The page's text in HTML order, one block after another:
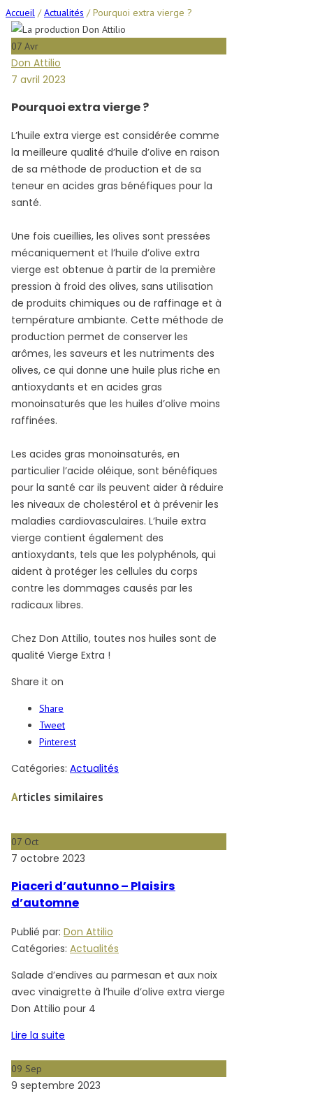
Accueil / Actualités / Pourquoi extra vierge ?
07 Avr
Don Attilio
7 avril 2023
Pourquoi extra vierge ?
L’huile extra vierge est considérée comme
la meilleure qualité d’huile d’olive en raison
de sa méthode de production et de sa
teneur en acides gras bénéfiques pour la
santé.
Une fois cueillies, les olives sont pressées
mécaniquement et l’huile d’olive extra
vierge est obtenue à partir de la première
pression à froid des olives, sans utilisation
de produits chimiques ou de raffinage et à
température ambiante. Cette méthode de
production permet de conserver les
arômes, les saveurs et les nutriments des
olives, ce qui donne une huile plus riche en
antioxydants et en acides gras
monoinsaturés que les huiles d’olive moins
raffinées.
Les acides gras monoinsaturés, en
particulier l’acide oléique, sont bénéfiques
pour la santé car ils peuvent aider à réduire
les niveaux de cholestérol et à prévenir les
maladies cardiovasculaires. L’huile extra
vierge contient également des
antioxydants, tels que les polyphénols, qui
aident à protéger les cellules du corps
contre les dommages causés par les
radicaux libres.
Chez Don Attilio, toutes nos huiles sont de
qualité Vierge Extra !
Share it on
Share
Tweet
Pinterest
Catégories: Actualités
Articles similaires
07 Oct
7 octobre 2023
Piaceri d’autunno – Plaisirs
d’automne
Publié par: Don Attilio
Catégories: Actualités
Salade d’endives au parmesan et aux noix
avec vinaigrette à l’huile d’olive extra vierge
Don Attilio pour 4
Lire la suite
09 Sep
9 septembre 2023